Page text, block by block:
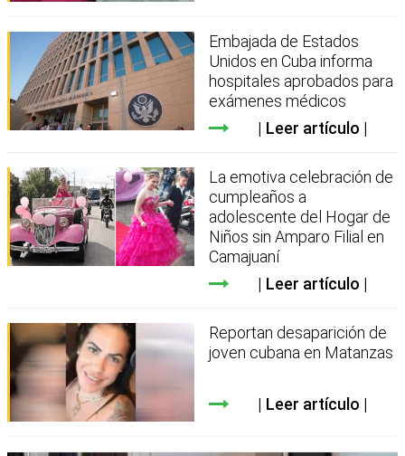
Embajada de Estados
Unidos en Cuba informa
hospitales aprobados para
exámenes médicos
Leer artículo
La emotiva celebración de
cumpleaños a
adolescente del Hogar de
Niños sin Amparo Filial en
Camajuaní
Leer artículo
Reportan desaparición de
joven cubana en Matanzas
Leer artículo